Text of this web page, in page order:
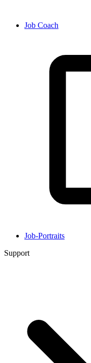
Job Coach
Job-Portraits
Support